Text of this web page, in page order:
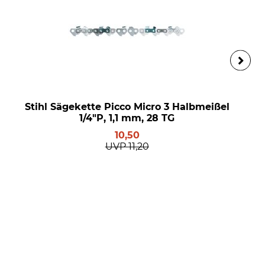
Stihl Sägekette Picco Micro 3 Halbmeißel
1/4"P, 1,1 mm, 28 TG
10,50
UVP 11,20